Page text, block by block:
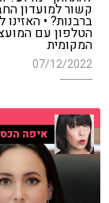
קשור למועדון
ברבנות? •
הטלפון עם
המקומית
07/12/2022
איפה